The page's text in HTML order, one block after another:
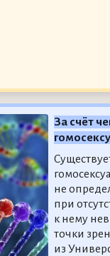
За счёт
не
при
к нему
точки
из